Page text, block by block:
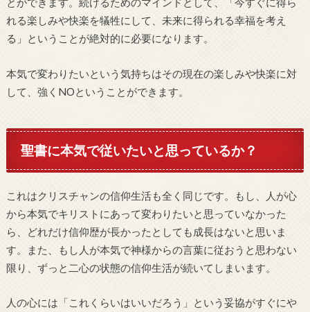
れる楽しみや快楽を犠牲にして、未来に得られる幸福を考え
る」ということが絶対的に必要になります。
本気で変わりたいという気持ちはその現在の楽しみや快楽に対
して、強くNOということができます。
聖書に本気で従いたいと思っているか？
これはクリスチャンの信仰生活も全く同じです。もし、人が心
から本気でキリストにあって変わりたいと思っていなかった
ら、どれだけ信仰歴が長かったとしても成長はないと思いま
す。また、もし人が本気で神様からの言葉に従おうと思わない
限り、ずっと二心の状態の信仰生活が続いてしまいます。
人の心には「これくらいはいいだろう」という妥協がすぐにや